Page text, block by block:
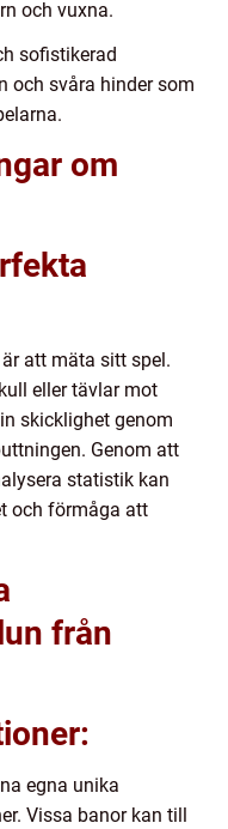
och vuxna.
sofistikerad
och svåra hinder som
om
att mäta sitt spel.
eller tävlar mot
skicklighet genom
Genom att
statistik kan
och förmåga att
från
egna unika
Vissa banor kan till